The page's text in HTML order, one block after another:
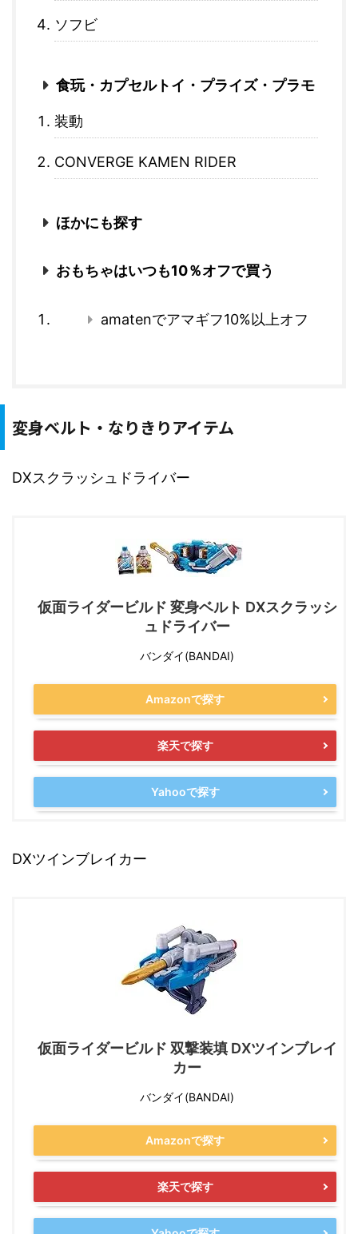
ソフビ
食玩・カプセルトイ・プライズ・プラモ
装動
CONVERGE KAMEN RIDER
ほかにも探す
おもちゃはいつも10％オフで買う
amatenでアマギフ10%以上オフ
変身ベルト・なりきりアイテム
DXスクラッシュドライバー
仮面ライダービルド 変身ベルト DXスクラッシ
ュドライバー
バンダイ(BANDAI)
Amazonで探す
楽天で探す
Yahooで探す
DXツインブレイカー
仮面ライダービルド 双撃装填 DXツインブレイ
カー
バンダイ(BANDAI)
Amazonで探す
楽天で探す